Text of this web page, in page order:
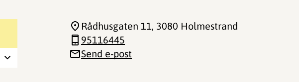
Rådhusgaten 11, 3080 Holmestrand
95116445
Send e-post